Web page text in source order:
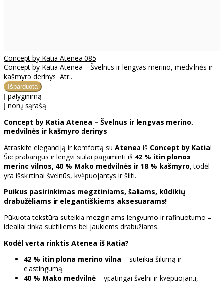
Concept by Katia Atenea 085
Concept by Katia Atenea – Švelnus ir lengvas merino, medvilnės ir
kašmyro derinys Atr..
Į palyginimą
Į norų sąrašą
Concept by Katia Atenea – Švelnus ir lengvas merino,
medvilnės ir kašmyro derinys
Atraskite eleganciją ir komfortą su Atenea iš Concept by Katia!
Šie prabangūs ir lengvi siūlai pagaminti iš 42 % itin plonos
merino vilnos, 40 % Mako medvilnės ir 18 % kašmyro, todėl
yra išskirtinai švelnūs, kvėpuojantys ir šilti.
Puikus pasirinkimas megztiniams, šaliams, kūdikių
drabužėliams ir elegantiškiems aksesuarams!
Pūkuota tekstūra suteikia mezginiams lengvumo ir rafinuotumo –
idealiai tinka subtiliems bei jaukiems drabužiams.
Kodėl verta rinktis Atenea iš Katia?
42 % itin plona merino vilna – suteikia šilumą ir
elastingumą.
40 % Mako medvilnė – ypatingai švelni ir kvėpuojanti,